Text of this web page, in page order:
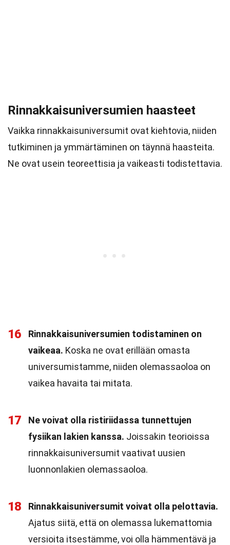
Rinnakkaisuniversumien haasteet
Vaikka rinnakkaisuniversumit ovat kiehtovia, niiden
tutkiminen ja ymmärtäminen on täynnä haasteita.
Ne ovat usein teoreettisia ja vaikeasti todistettavia.
16
Rinnakkaisuniversumien todistaminen on
vaikeaa. Koska ne ovat erillään omasta
universumistamme, niiden olemassaoloa on
vaikea havaita tai mitata.
17
Ne voivat olla ristiriidassa tunnettujen
fysiikan lakien kanssa. Joissakin teorioissa
rinnakkaisuniversumit vaativat uusien
luonnonlakien olemassaoloa.
18
Rinnakkaisuniversumit voivat olla pelottavia.
Ajatus siitä, että on olemassa lukemattomia
versioita itsestämme, voi olla hämmentävä ja